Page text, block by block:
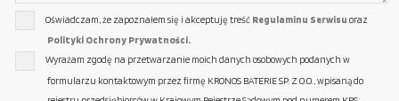
Oświadczam, że zapoznałem się i akceptuję treść Regulaminu Serwisu oraz
Polityki Ochrony Prywatności.
Wyrażam zgodę na przetwarzanie moich danych osobowych podanych w
formularzu kontaktowym przez firmę KRONOS BATERIE SP. Z O.O., wpisaną do